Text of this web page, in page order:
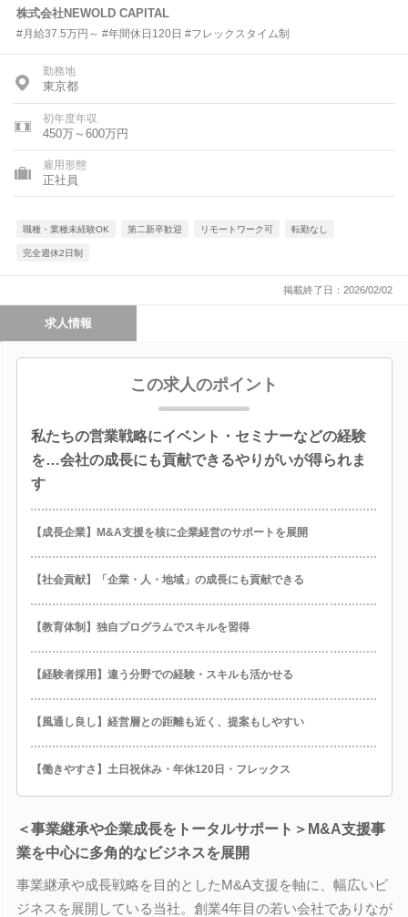
株式会社NEWOLD CAPITAL
#月給37.5万円～ #年間休日120日 #フレックスタイム制
勤務地
東京都
初年度年収
450万～600万円
雇用形態
正社員
職種・業種未経験OK 第二新卒歓迎 リモートワーク可 転勤なし
完全週休2日制
掲載終了日：2026/02/02
求人情報
この求人のポイント
私たちの営業戦略にイベント・セミナーなどの経験
を…会社の成長にも貢献できるやりがいが得られま
す
【成長企業】M&A支援を核に企業経営のサポートを展開
【社会貢献】「企業・人・地域」の成長にも貢献できる
【教育体制】独自プログラムでスキルを習得
【経験者採用】違う分野での経験・スキルも活かせる
【風通し良し】経営層との距離も近く、提案もしやすい
【働きやすさ】土日祝休み・年休120日・フレックス
＜事業継承や企業成長をトータルサポート＞M&A支援事
業を中心に多角的なビジネスを展開
事業継承や成長戦略を目的としたM&A支援を軸に、幅広いビ
ジネスを展開している当社。創業4年目の若い会社でありなが